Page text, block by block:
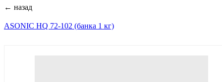
← назад
ASONIC HQ 72-102 (банка 1 кг)